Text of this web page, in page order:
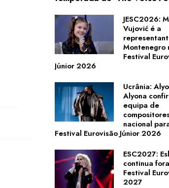
JESC2026:
Vujović é a
Montenegro
Festival
Júnior 2026
Ucrânia:
Alyona
equipa de
nacional
Festival Eurovisão Júnior 2026
ESC2027:
continua
Festival
2027